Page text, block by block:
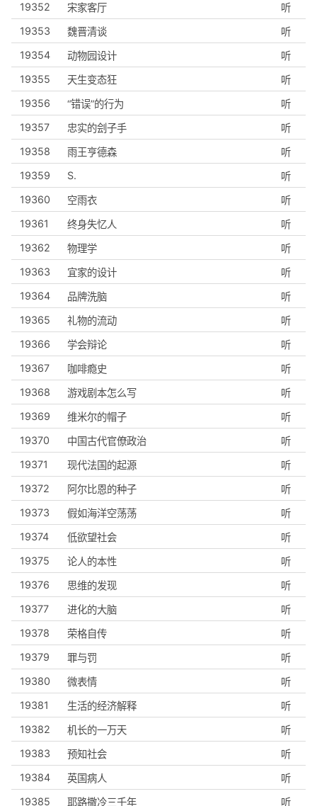
19352
宋家客厅
听
19353
魏晋清谈
听
19354
动物园设计
听
19355
天生变态狂
听
19356
“错误”的行为
听
19357
忠实的刽子手
听
19358
雨王亨德森
听
19359
S.
听
19360
空雨衣
听
19361
终身失忆人
听
19362
物理学
听
19363
宜家的设计
听
19364
品牌洗脑
听
19365
礼物的流动
听
19366
学会辩论
听
19367
咖啡瘾史
听
19368
游戏剧本怎么写
听
19369
维米尔的帽子
听
19370
中国古代官僚政治
听
19371
现代法国的起源
听
19372
阿尔比恩的种子
听
19373
假如海洋空荡荡
听
19374
低欲望社会
听
19375
论人的本性
听
19376
思维的发现
听
19377
进化的大脑
听
19378
荣格自传
听
19379
罪与罚
听
19380
微表情
听
19381
生活的经济解释
听
19382
机长的一万天
听
19383
预知社会
听
19384
英国病人
听
19385
耶路撒冷三千年 听